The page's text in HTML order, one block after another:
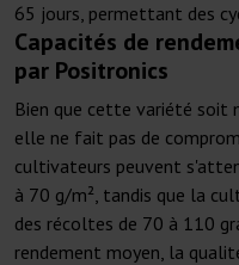
65 jours, permettant des
Capacités de
par Positronics
Bien que cette variété soit
elle ne fait pas de
cultivateurs peuvent
à 70 g/m², tandis que la
des récoltes de 70 à 110
rendement moyen, la